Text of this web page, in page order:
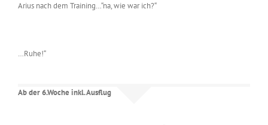
Arius nach dem Training…“na, wie war ich?“
…Ruhe!“
Ab der 6.Woche inkl. Ausflug